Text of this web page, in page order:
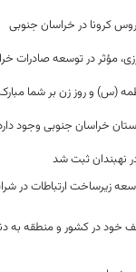
مؤثر در توسعه صادرات
(س) و روز زن بر شما
زیرساخت ارتباطات در
خود در کشور و منطقه به